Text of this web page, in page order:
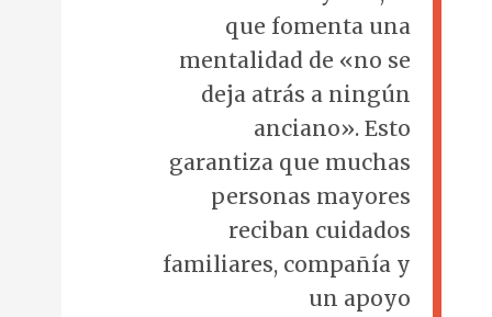
que fomenta una
mentalidad de «no se
deja atrás a ningún
anciano». Esto
garantiza que muchas
personas mayores
reciban cuidados
familiares, compañía y
un apoyo